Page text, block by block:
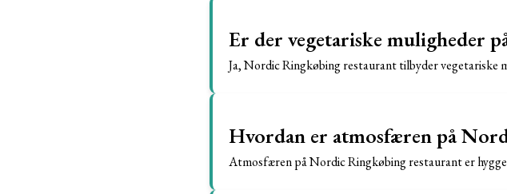
Er der vegetariske muligheder
Ja, Nordic Ringkøbing restaurant tilbyder vegetariske
Hvordan er atmosfæren på
Atmosfæren på Nordic Ringkøbing restaurant er